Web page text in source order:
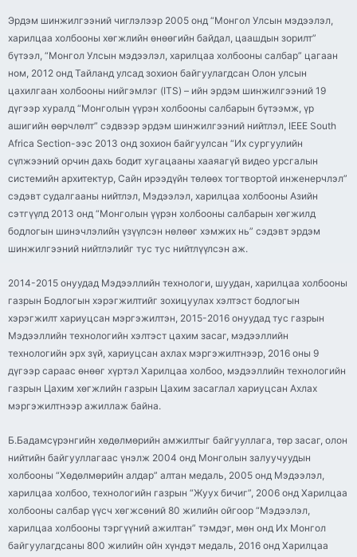
Эрдэм шинжилгээний чиглэлээр 2005 онд “Монгол Улсын мэдээлэл,
харилцаа холбооны хөгжлийн өнөөгийн байдал, цаашдын зорилт”
бүтээл, “Монгол Улсын мэдээлэл, харилцаа холбооны салбар” цагаан
ном, 2012 онд Тайланд улсад зохион байгуулагдсан Олон улсын
цахилгаан холбооны нийгэмлэг (ITS) – ийн эрдэм шинжилгээний 19
дүгээр хуралд “Монголын үүрэн холбооны салбарын бүтээмж, үр
ашигийн өөрчлөлт” сэдвээр эрдэм шинжилгээний нийтлэл, IEEE South
Africa Section-ээс 2013 онд зохион байгуулсан “Их сургуулийн
сүлжээний орчин дахь бодит хугацааны хааяагүй видео урсгалын
системийн архитектур, Сайн ирээдүйн төлөөх тогтвортой инженерчлэл”
сэдэвт судалгааны нийтлэл, Мэдээлэл, харилцаа холбооны Азийн
сэтгүүлд 2013 онд “Монголын үүрэн холбооны салбарын хөгжилд
бодлогын шинэчлэлийн үзүүлсэн нөлөөг хэмжих нь” сэдэвт эрдэм
шинжилгээний нийтлэлийг тус тус нийтлүүлсэн аж.
2014-2015 онуудад Мэдээллийн технологи, шуудан, харилцаа холбооны
газрын Бодлогын хэрэгжилтийг зохицуулах хэлтэст бодлогын
хэрэгжилт хариуцсан мэргэжилтэн, 2015-2016 онуудад тус газрын
Мэдээллийн технологийн хэлтэст цахим засаг, мэдээллийн
технологийн эрх зүй, хариуцсан ахлах мэргэжилтнээр, 2016 оны 9
дүгээр сараас өнөөг хүртэл Харилцаа холбоо, мэдээллийн технологийн
газрын Цахим хөгжлийн газрын Цахим засаглал хариуцсан Ахлах
мэргэжилтнээр ажиллаж байна.
Б.Бадамсүрэнгийн хөдөлмөрийн амжилтыг байгууллага, төр засаг, олон
нийтийн байгууллагаас үнэлж 2004 онд Монголын залуучуудын
холбооны “Хөдөлмөрийн алдар” алтан медаль, 2005 онд Мэдээлэл,
харилцаа холбоо, технологийн газрын “Жуух бичиг”, 2006 онд Харилцаа
холбооны салбар үүсч хөгжсөний 80 жилийн ойгоор “Мэдээлэл,
харилцаа холбооны тэргүүний ажилтан” тэмдэг, мөн онд Их Монгол
байгуулагдсаны 800 жилийн ойн хүндэт медаль, 2016 онд Харилцаа